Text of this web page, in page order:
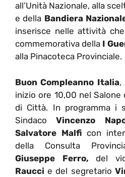
all’Unità Nazionale, alla
e della Bandiera
inserisce nelle attività
commemorativa della I
alla Pinacoteca Provinciale.
Buon Compleanno Italia,
inizio ore 10,00 nel Salone
di Città. In programma i
SindacoVincenzo
Salvatore Malfi con
della Consulta
Giuseppe Ferro, del
Raucci e del segretario